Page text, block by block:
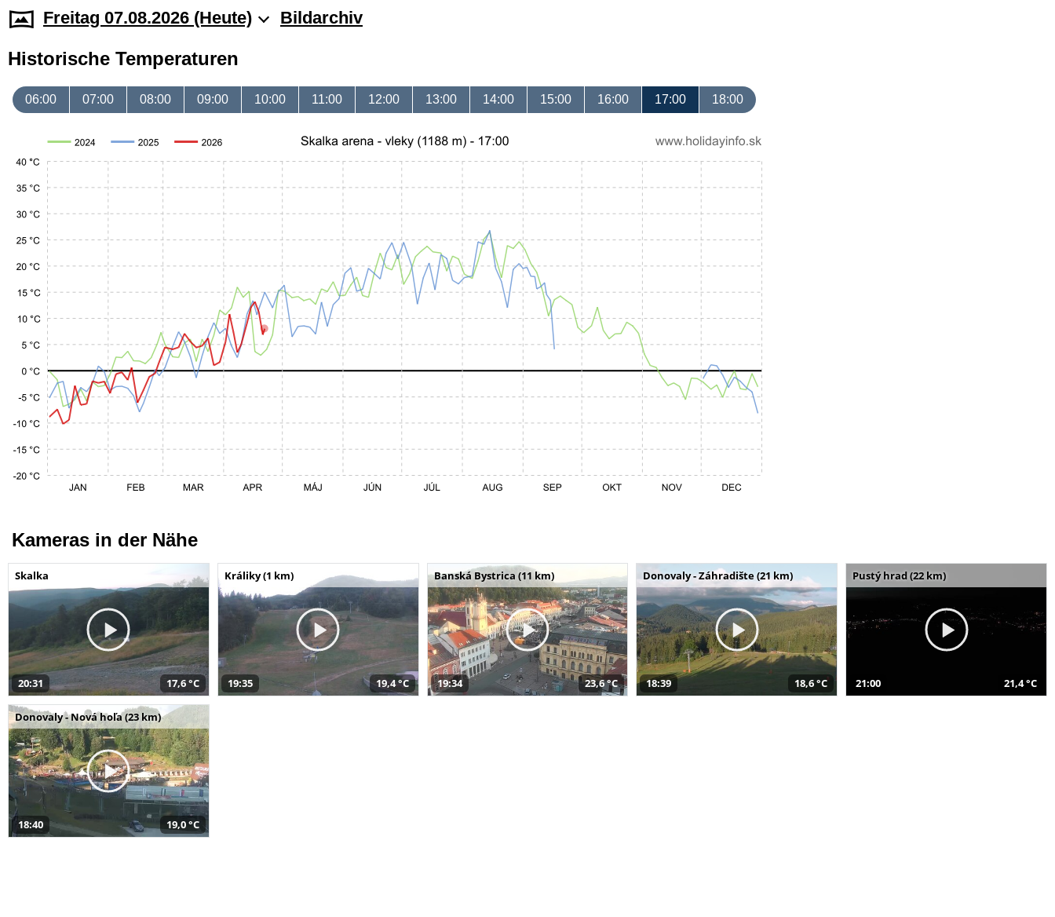
Freitag 07.08.2026 (Heute) Bildarchiv
Historische Temperaturen
06:00 07:00 08:00 09:00 10:00 11:00 12:00 13:00 14:00 15:00 16:00 17:00 18:00
Kameras in der Nähe
Skalka
20:31 17,6 °C
Králiky (1 km)
19:35 19,4 °C
Banská Bystrica (11 km)
19:34 23,6 °C
Donovaly - Záhradište (21 km)
18:39 18,6 °C
Pustý hrad (22 km)
21:00 21,4 °C
Donovaly - Nová hoľa (23 km)
18:40 19,0 °C